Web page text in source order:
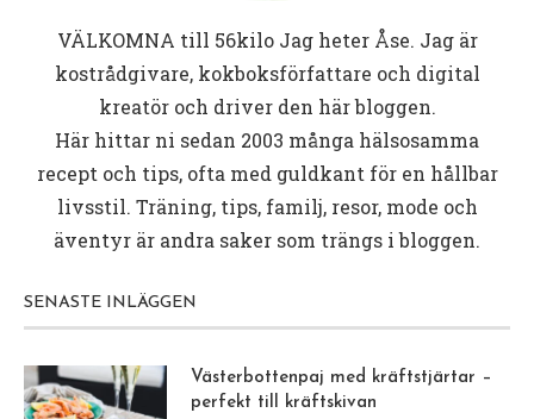
VÄLKOMNA till 56kiloJag heter Åse. Jag är
kostrådgivare, kokboksförfattare och digital
kreatör och driver den här bloggen.
Här hittar ni sedan 2003 många hälsosamma
recept och tips, ofta med guldkant för en hållbar
livsstil. Träning, tips, familj, resor, mode och
äventyr är andra saker som trängs i bloggen.
SENASTE INLÄGGEN
Västerbottenpaj med kräftstjärtar –
perfekt till kräftskivan